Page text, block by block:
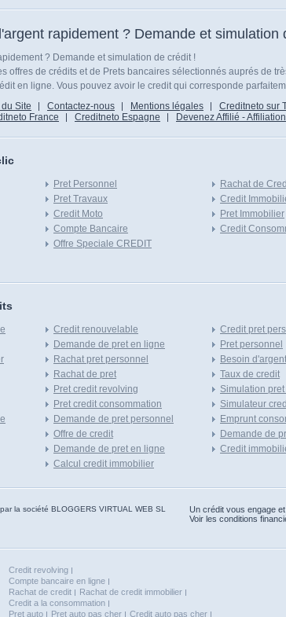
rapidement ? Demande et simulation
? Demande et simulation de crédit !
offres de crédits et de Prets bancaires sélectionnés auprés de
en ligne. Vous pouvez avoir le credit qui corresponde
du Site Contactez-nous Mentions légales Creditneto sur
France Creditneto Espagne Devenez Affilié - Affiliation
Pret Personnel
Pret Travaux
Credit Moto
Compte Bancaire
Offre Speciale CREDIT
Rachat de
Credit
Pret Immobilier
Credit
Credit renouvelable
Demande de pret en ligne
Rachat pret personnel
Rachat de pret
Pret credit revolving
Pret credit consommation
Demande de pret personnel
Offre de credit
Demande de pret en ligne
Calcul credit immobilier
Credit pret
Pret personnel
Besoin
Taux de credit
Simulation pret
Simulateur
Emprunt
Demande de
Credit
la société BLOGGERS VIRTUAL WEB SL
Un crédit vous engage
Voir les conditions
Credit revolving
Compte bancaire en ligne
Rachat de credit
Rachat de credit immobilier
Credit a la consommation
Pret auto Pret auto pas cher Credit auto pas cher